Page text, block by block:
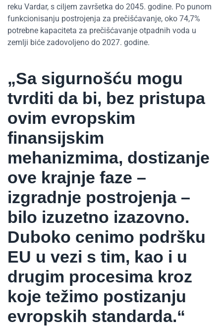
reku Vardar, s ciljem završetka do 2045. godine. Po punom
funkcionisanju postrojenja za prečišćavanje, oko 74,7%
potrebne kapaciteta za prečišćavanje otpadnih voda u
zemlji biće zadovoljeno do 2027. godine.
„Sa sigurnošću mogu
tvrditi da bi, bez pristupa
ovim evropskim
finansijskim
mehanizmima, dostizanje
ove krajnje faze –
izgradnje postrojenja –
bilo izuzetno izazovno.
Duboko cenimo podršku
EU u vezi s tim, kao i u
drugim procesima kroz
koje težimo postizanju
evropskih standarda.“